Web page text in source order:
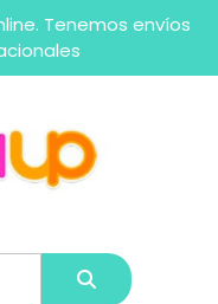
Tenemos envíos